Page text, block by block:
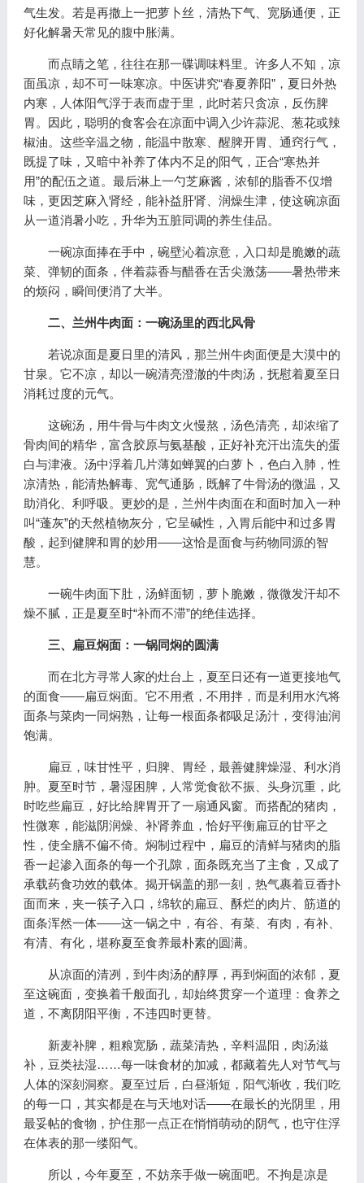
气生发。若是再撒上一把萝卜丝，清热下气、宽肠通便，正
好化解暑天常见的腹中胀满。
而点睛之笔，往往在那一碟调味料里。许多人不知，凉
面虽凉，却不可一味寒凉。中医讲究“春夏养阳”，夏日外热
内寒，人体阳气浮于表而虚于里，此时若只贪凉，反伤脾
胃。因此，聪明的食客会在凉面中调入少许蒜泥、葱花或辣
椒油。这些辛温之物，能温中散寒、醒脾开胃、通窍行气，
既提了味，又暗中补养了体内不足的阳气，正合“寒热并
用”的配伍之道。最后淋上一勺芝麻酱，浓郁的脂香不仅增
味，更因芝麻入肾经，能补益肝肾、润燥生津，使这碗凉面
从一道消暑小吃，升华为五脏同调的养生佳品。
一碗凉面捧在手中，碗壁沁着凉意，入口却是脆嫩的蔬
菜、弹韧的面条，伴着蒜香与醋香在舌尖激荡——暑热带来
的烦闷，瞬间便消了大半。
二、兰州牛肉面：一碗汤里的西北风骨
若说凉面是夏日里的清风，那兰州牛肉面便是大漠中的
甘泉。它不凉，却以一碗清亮澄澈的牛肉汤，抚慰着夏至日
消耗过度的元气。
这碗汤，用牛骨与牛肉文火慢熬，汤色清亮，却浓缩了
骨肉间的精华，富含胶原与氨基酸，正好补充汗出流失的蛋
白与津液。汤中浮着几片薄如蝉翼的白萝卜，色白入肺，性
凉清热，能清热解毒、宽气通肠，既解了牛骨汤的微温，又
助消化、利呼吸。更妙的是，兰州牛肉面在和面时加入一种
叫“蓬灰”的天然植物灰分，它呈碱性，入胃后能中和过多胃
酸，起到健脾和胃的妙用——这恰是面食与药物同源的智
慧。
一碗牛肉面下肚，汤鲜面韧，萝卜脆嫩，微微发汗却不
燥不腻，正是夏至时“补而不滞”的绝佳选择。
三、扁豆焖面：一锅同焖的圆满
而在北方寻常人家的灶台上，夏至日还有一道更接地气
的面食——扁豆焖面。它不用煮，不用拌，而是利用水汽将
面条与菜肉一同焖熟，让每一根面条都吸足汤汁，变得油润
饱满。
扁豆，味甘性平，归脾、胃经，最善健脾燥湿、利水消
肿。夏至时节，暑湿困脾，人常觉食欲不振、头身沉重，此
时吃些扁豆，好比给脾胃开了一扇通风窗。而搭配的猪肉，
性微寒，能滋阴润燥、补肾养血，恰好平衡扁豆的甘平之
性，使全膳不偏不倚。焖制过程中，扁豆的清鲜与猪肉的脂
香一起渗入面条的每一个孔隙，面条既充当了主食，又成了
承载药食功效的载体。揭开锅盖的那一刻，热气裹着豆香扑
面而来，夹一筷子入口，绵软的扁豆、酥烂的肉片、筋道的
面条浑然一体——这一锅之中，有谷、有菜、有肉，有补、
有清、有化，堪称夏至食养最朴素的圆满。
从凉面的清冽，到牛肉汤的醇厚，再到焖面的浓郁，夏
至这碗面，变换着千般面孔，却始终贯穿一个道理：食养之
道，不离阴阳平衡，不违四时更替。
新麦补脾，粗粮宽肠，蔬菜清热，辛料温阳，肉汤滋
补，豆类祛湿……每一味食材的加减，都藏着先人对节气与
人体的深刻洞察。夏至过后，白昼渐短，阳气渐收，我们吃
的每一口，其实都是在与天地对话——在最长的光阴里，用
最妥帖的食物，护住那一点正在悄悄萌动的阴气，也守住浮
在体表的那一缕阳气。
所以，今年夏至，不妨亲手做一碗面吧。不拘是凉是